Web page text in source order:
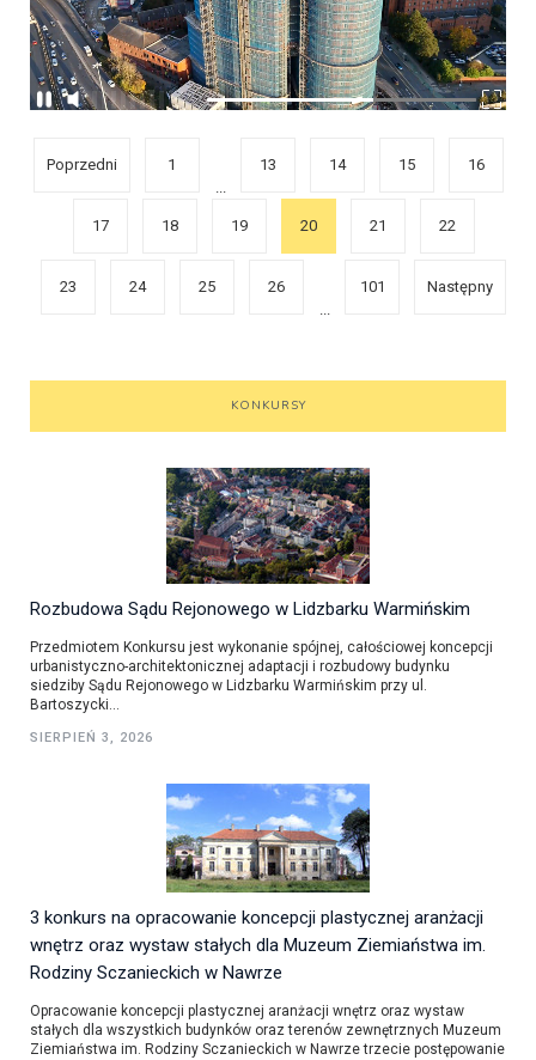
Poprzedni
1
...
13 14 15 16
17 18 19 20 21 22
23 24 25
26
...
101 Następny
KONKURSY
Rozbudowa Sądu Rejonowego w Lidzbarku Warmińskim
Przedmiotem Konkursu jest wykonanie spójnej, całościowej koncepcji
urbanistyczno-architektonicznej adaptacji i rozbudowy budynku
siedziby Sądu Rejonowego w Lidzbarku Warmińskim przy ul.
Bartoszycki...
SIERPIEŃ 3, 2026
3 konkurs na opracowanie koncepcji plastycznej aranżacji
wnętrz oraz wystaw stałych dla Muzeum Ziemiaństwa im.
Rodziny Sczanieckich w Nawrze
Opracowanie koncepcji plastycznej aranżacji wnętrz oraz wystaw
stałych dla wszystkich budynków oraz terenów zewnętrznych Muzeum
Ziemiaństwa im. Rodziny Sczanieckich w Nawrze trzecie postępowanie